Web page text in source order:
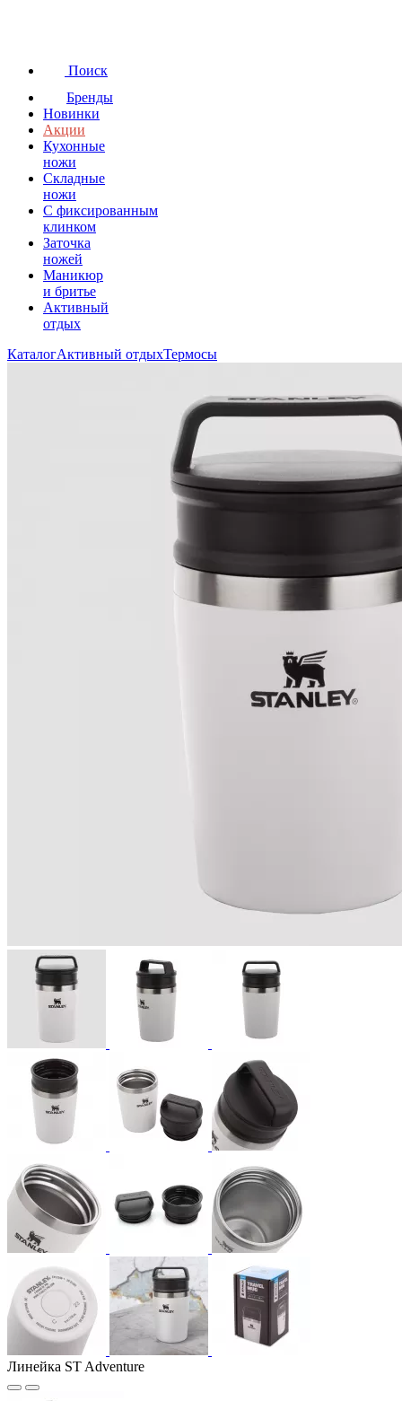
Поиск
Бренды
Новинки
Акции
Кухонные
ножи
Складные
ножи
C фиксированным
клинком
Заточка
ножей
Маникюр
и бритье
Активный
отдых
КаталогАктивный отдыхТермосы
Линейка ST Adventure